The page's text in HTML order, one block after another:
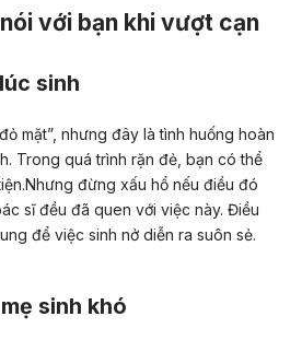
với bạn khi vượt cạn
sinh
mặt”, nhưng đây là tình huống hoàn
Trong quá trình rặn đẻ, bạn có thể
đừng xấu hổ nếu điều đó
sĩ đều đã quen với việc này. Điều
để việc sinh nở diễn ra suôn sẻ.
sinh khó